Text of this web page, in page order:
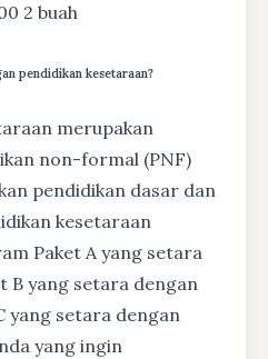
2 buah
pendidikan kesetaraan?
merupakan
non-formal (PNF)
pendidikan dasar dan
kesetaraan
Paket A yang setara
B yang setara dengan
yang setara dengan
yang ingin